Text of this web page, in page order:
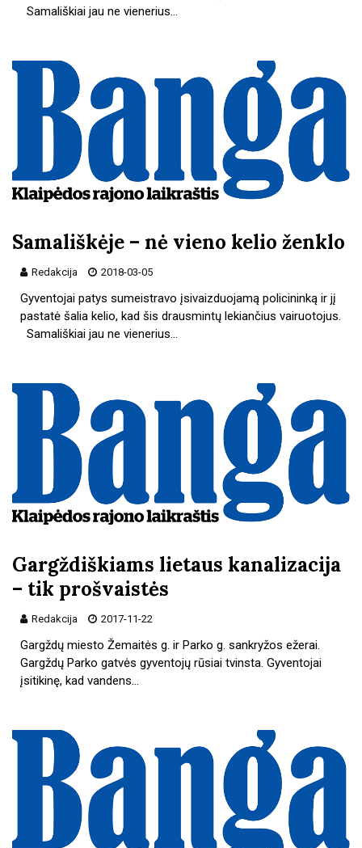
Samališkiai jau ne vienerius…
Samališkėje – nė vieno kelio ženklo
Redakcija 2018-03-05
Gyventojai patys sumeistravo įsivaizduojamą policininką ir jį
pastatė šalia kelio, kad šis drausmintų lekiančius vairuotojus.
Samališkiai jau ne vienerius…
Gargždiškiams lietaus kanalizacija
– tik prošvaistės
Redakcija 2017-11-22
Gargždų miesto Žemaitės g. ir Parko g. sankryžos ežerai.
Gargždų Parko gatvės gyventojų rūsiai tvinsta. Gyventojai
įsitikinę, kad vandens…